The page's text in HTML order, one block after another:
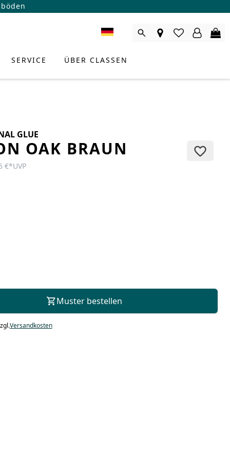
SERVICE ÜBER CLASSEN
GLUE
OAK BRAUN
€*UVP
Muster bestellen
Versandkosten